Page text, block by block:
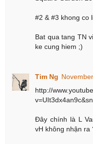
#2 & #3 khong co
Bat qua tang TN
ke cung hiem ;)
Tim Ng
http://
Đây chính là L
vH không nhận ra